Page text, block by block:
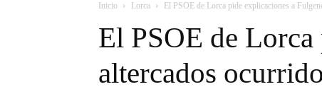
Inicio Lorca El PSOE de Lorca pide explicaciones a
El PSOE de
altercados